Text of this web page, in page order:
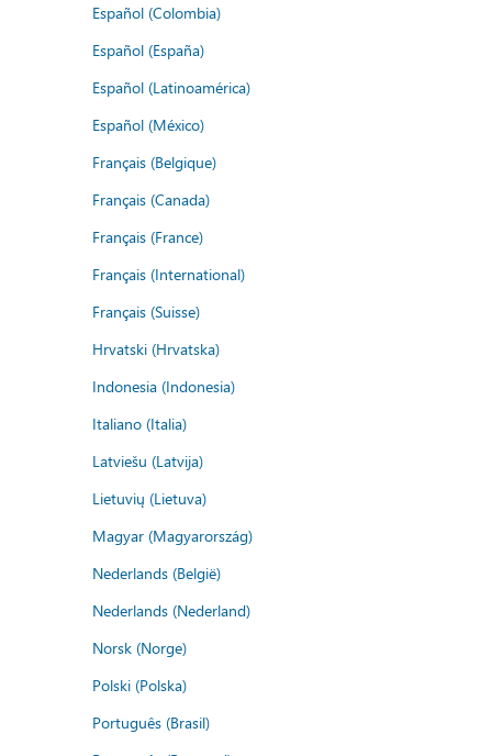
Español (Colombia)
Español (España)
Español (Latinoamérica)
Español (México)
Français (Belgique)
Français (Canada)
Français (France)
Français (International)
Français (Suisse)
Hrvatski (Hrvatska)
Indonesia (Indonesia)
Italiano (Italia)
Latviešu (Latvija)
Lietuvių (Lietuva)
Magyar (Magyarország)
Nederlands (België)
Nederlands (Nederland)
Norsk (Norge)
Polski (Polska)
Português (Brasil)